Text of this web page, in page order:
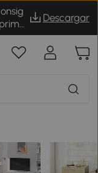
Descargar